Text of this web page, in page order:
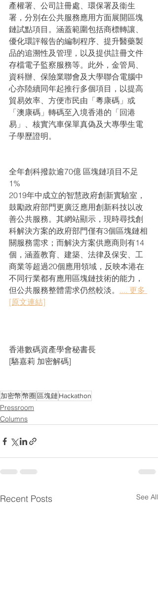
產權署、公司註冊處、環保署及衞生
署，分別在公共服務應用方面展開區塊
鏈試點項目。涵蓋範圍包括商標轉讓、
優化環評報告的編制程序、提升醫藥製
品的追溯性及管理，以及提供註冊文件
存檔電子監察服務等。此外，金管局、
資科辦、保險業聯會及大學聯合電腦中
心亦陸續同年起推行多個項目，以提高
貿易效率、方便市民由「粵康碼」或
「澳康碼」轉碼至入境香港的「回港
易」、核實汽車保單真偽及大專學生電
子學歷證明。
全年創科撥款逾70億 區塊鏈項目不足
1%
2019年中成立的智慧政府創新實驗室，
鼓勵政府部門更廣泛應用創新科技以改
善公共服務。其網站顯示，現時尋找創
科解決方案的政府部門僅有3個區塊鏈相
關服務需求；而解決方案供應商則有14
個，涵蓋教育、建築、法律及保安、工
商業等超過20個應用領域，反映本港在
不同行業都有應用區塊鏈技術的能力，
但公共服務整體需求仍然較淡。 .... 更多
[原文連結]
香港數碼資產學會秘書長
[駱嘉莉 加密解碼]
加密幣幣圈 區塊鏈 Hackathon
Pressroom
Columns
Recent Posts See All